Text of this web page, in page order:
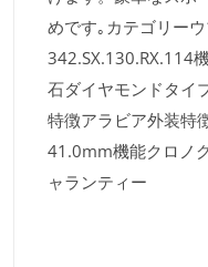
めです｡カテゴリー
342.SX.130.RX.114
石ダイヤモンドタイ
特徴アラビア外装特
41.0mm機能クロノ
ャランティー